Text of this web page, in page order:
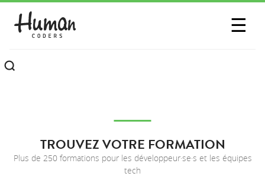
☰
TROUVEZ VOTRE FORMATION
Plus de 250 formations pour les développeur·se·s et les équipes
tech